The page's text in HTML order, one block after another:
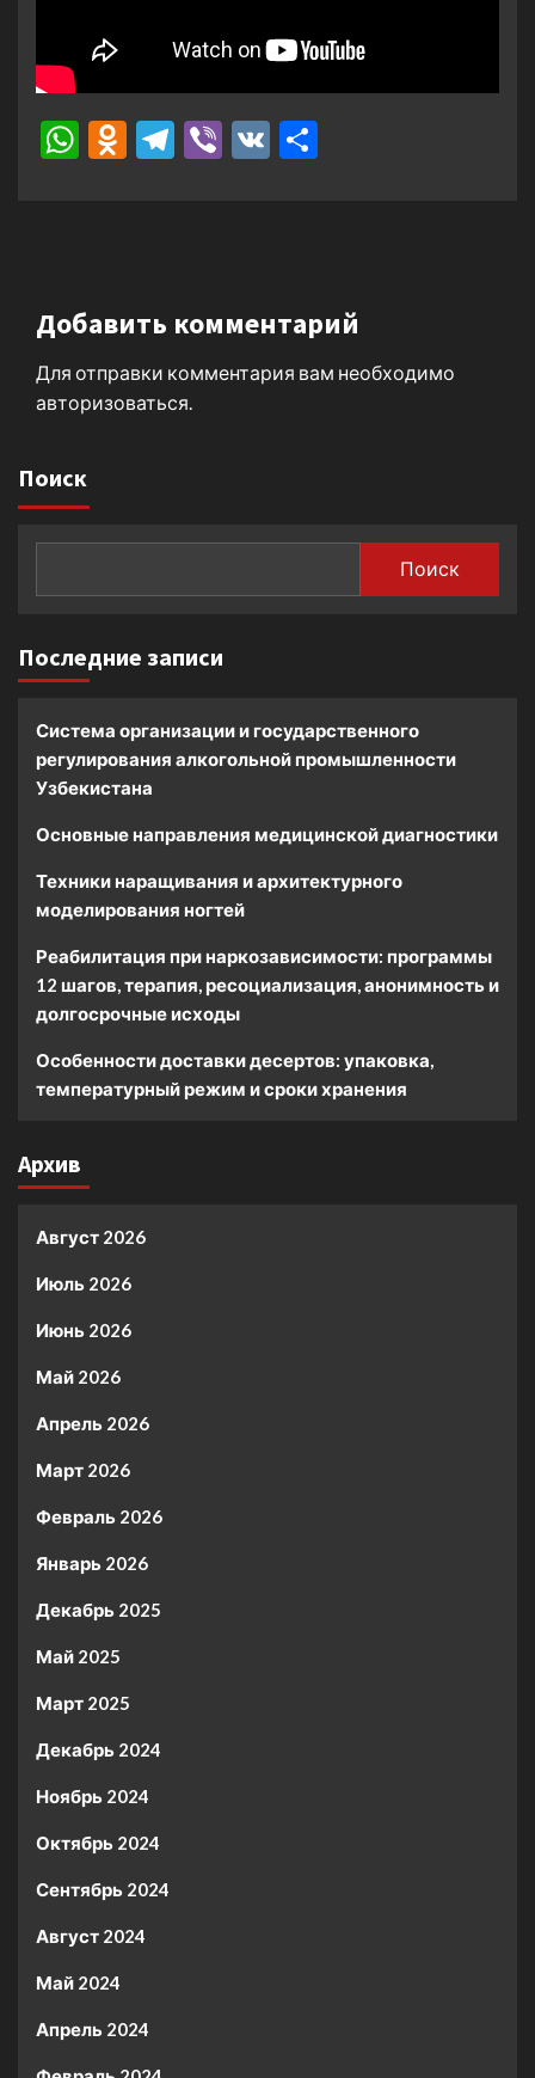
WhatsApp
Odnoklassniki
Telegram
Viber
VK
Добавить комментарий
Для отправки комментария вам необходимо
авторизоваться
Поиск
Поиск
Последние записи
Система организации и государственного
регулирования алкогольной промышленности
Узбекистана
Основные направления медицинской диагностики
Техники наращивания и архитектурного
моделирования ногтей
Реабилитация при наркозависимости: программы
12 шагов, терапия, ресоциализация, анонимность и
долгосрочные исходы
Особенности доставки десертов: упаковка,
температурный режим и сроки хранения
Архив
Август 2026
Июль 2026
Июнь 2026
Май 2026
Апрель 2026
Март 2026
Февраль 2026
Январь 2026
Декабрь 2025
Май 2025
Март 2025
Декабрь 2024
Ноябрь 2024
Октябрь 2024
Сентябрь 2024
Август 2024
Май 2024
Апрель 2024